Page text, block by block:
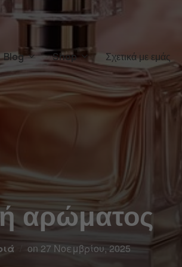
Blog Shop Σχετικά με εμάς
αρώματος
on 27 Νοεμβρίου, 2025